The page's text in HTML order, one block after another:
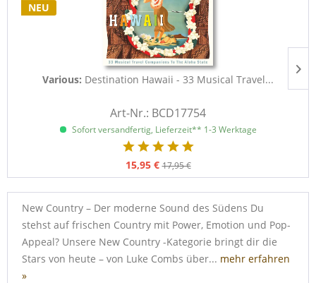
NEU
Various: Destination Hawaii - 33 Musical Travel...
Art-Nr.: BCD17754
Sofort versandfertig, Lieferzeit** 1-3 Werktage
15,95 € 17,95 €
New Country – Der moderne Sound des Südens Du
stehst auf frischen Country mit Power, Emotion und Pop-
Appeal? Unsere New Country -Kategorie bringt dir die
Stars von heute – von Luke Combs über... mehr erfahren
»